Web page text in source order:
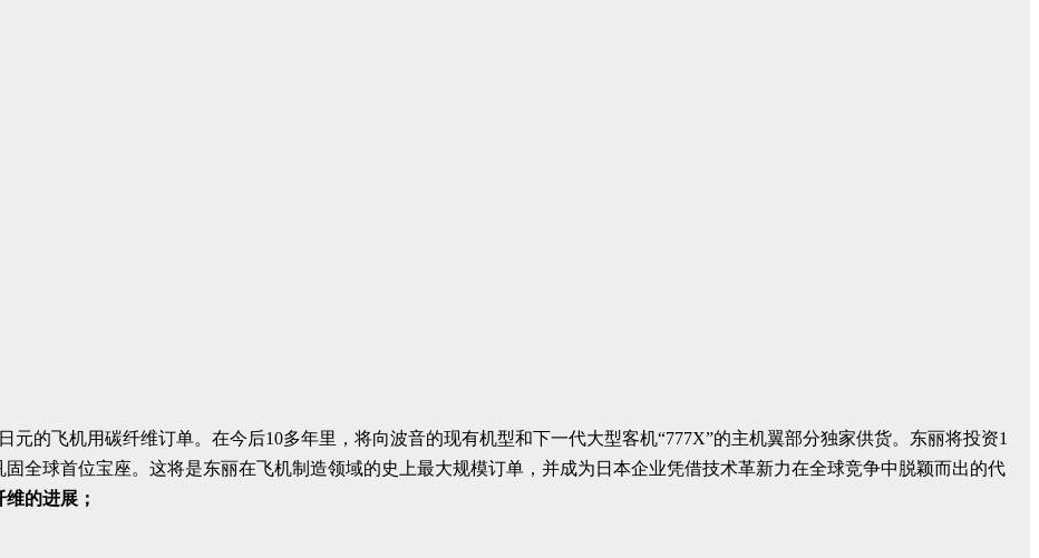
元的飞机用碳纤维订单。在今后10多年里，将向波音的现有机型和下一代大型客机“777X”的主机翼部分独家供货。东丽将投资1
全球首位宝座。这将是东丽在飞机制造领域的史上最大规模订单，并成为日本企业凭借技术革新力在全球竞争中脱颖而出的代
的进展；